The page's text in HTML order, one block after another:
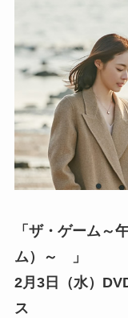
「ザ・ゲーム～
ム）～ 」
2月3日（水）
ス